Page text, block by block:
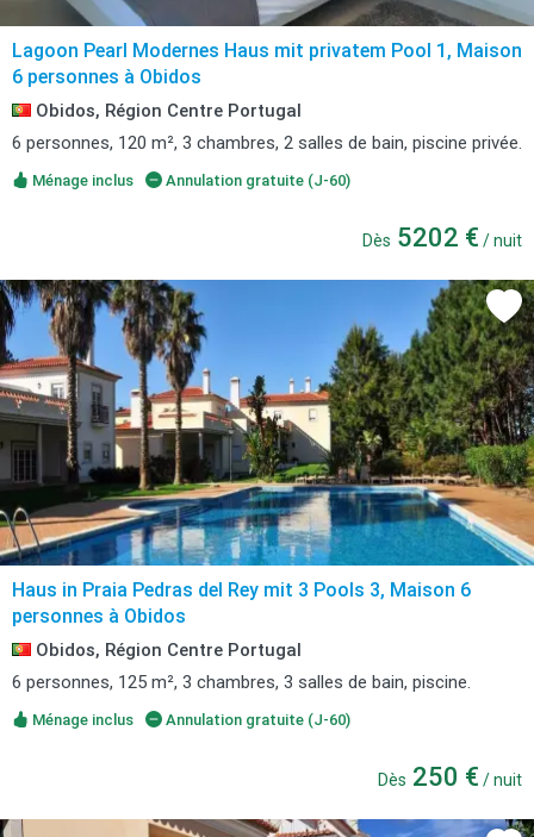
Lagoon Pearl Modernes Haus mit privatem Pool 1, Maison
6 personnes à Obidos
Obidos, Région Centre Portugal
6 personnes, 120 m², 3 chambres, 2 salles de bain, piscine privée.
Ménage inclus Annulation gratuite (J-60)
Dès 5202 € / nuit
Haus in Praia Pedras del Rey mit 3 Pools 3, Maison 6
personnes à Obidos
Obidos, Région Centre Portugal
6 personnes, 125 m², 3 chambres, 3 salles de bain, piscine.
Ménage inclus Annulation gratuite (J-60)
Dès 250 € / nuit